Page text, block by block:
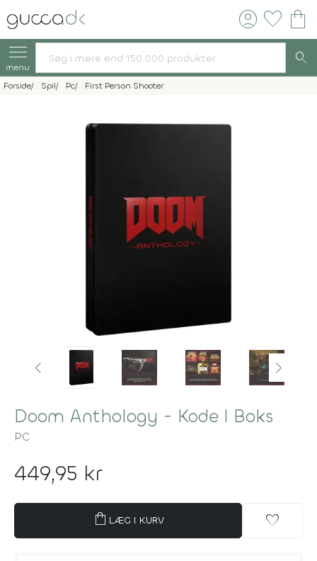
account_circle favorite shopping_bag
menu search
Forside Spil Pc First Person Shooter
Doom Anthology - Kode I Boks
PC
449,95 kr
shopping_bag LÆG I KURV favorite